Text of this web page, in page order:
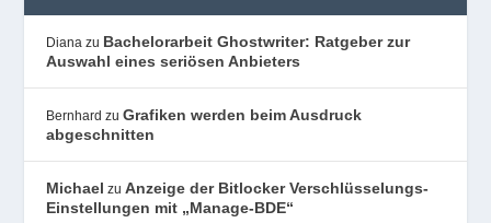
Diana zu Bachelorarbeit Ghostwriter: Ratgeber zur
Auswahl eines seriösen Anbieters
Bernhard zuGrafiken werden beim Ausdruck
abgeschnitten
Michael zuAnzeige der Bitlocker Verschlüsselungs-
Einstellungen mit „Manage-BDE“